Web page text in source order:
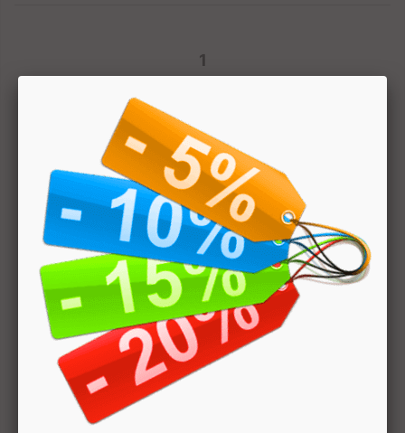
1
Hai bisogno di aiuto? Chatta con noi